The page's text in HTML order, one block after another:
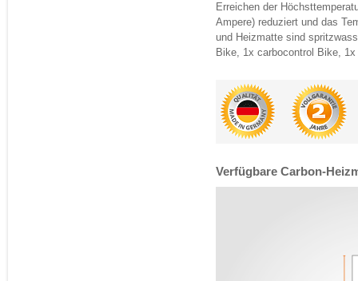
Erreichen der
Ampere) reduziert und das
und Heizmatte sind
Bike, 1x carbocontrol Bike,
Verfügbare Carbon-